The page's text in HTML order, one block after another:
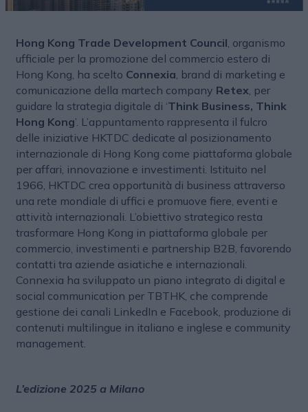
Hong Kong Trade Development Council, organismo
ufficiale per la promozione del commercio estero di
Hong Kong, ha scelto Connexia, brand di marketing e
comunicazione della martech company Retex, per
guidare la strategia digitale di ‘Think Business, Think
Hong Kong’. L’appuntamento rappresenta il fulcro
delle iniziative HKTDC dedicate al posizionamento
internazionale di Hong Kong come piattaforma globale
per affari, innovazione e investimenti. Istituito nel
1966, HKTDC crea opportunità di business attraverso
una rete mondiale di uffici e promuove fiere, eventi e
attività internazionali. L’obiettivo strategico resta
trasformare Hong Kong in piattaforma globale per
commercio, investimenti e partnership B2B, favorendo
contatti tra aziende asiatiche e internazionali.
Connexia ha sviluppato un piano integrato di digital e
social communication per TBTHK, che comprende
gestione dei canali LinkedIn e Facebook, produzione di
contenuti multilingue in italiano e inglese e community
management.
L’edizione 2025 a Milano